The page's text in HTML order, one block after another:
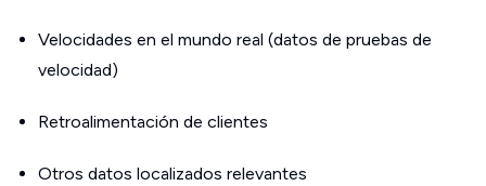
Velocidades en el mundo real (datos de pruebas de
velocidad)
Retroalimentación de clientes
Otros datos localizados relevantes